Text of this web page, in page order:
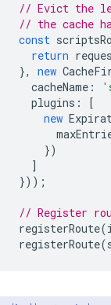
// Evict the
// the cache
const
return
},
new
cacheName :
plugins :
[
new
})
]
}));
// Register
registerRoute(
registerRoute(